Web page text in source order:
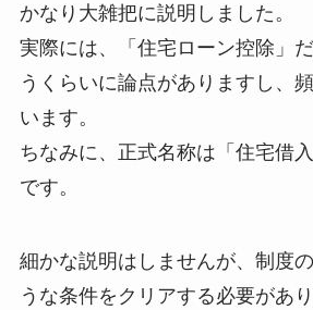
かなり大雑把に説明しました。
実際には、「住宅ローン控除」
うくらいに論点がありますし、
います。
ちなみに、正式名称は「住宅借
です。
細かな説明はしませんが、制度
うな条件をクリアする必要があり